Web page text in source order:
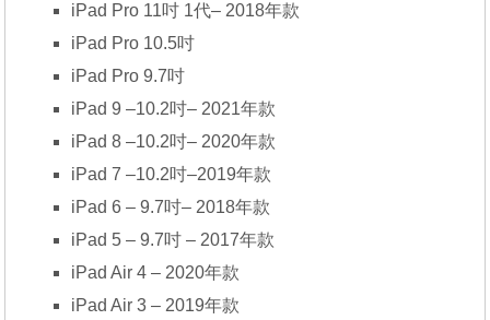
iPad Pro 11吋 1代– 2018年款
iPad Pro 10.5吋
iPad Pro 9.7吋
iPad 9 –10.2吋– 2021年款
iPad 8 –10.2吋– 2020年款
iPad 7 –10.2吋–2019年款
iPad 6 – 9.7吋– 2018年款
iPad 5 – 9.7吋 – 2017年款
iPad Air 4 – 2020年款
iPad Air 3 – 2019年款